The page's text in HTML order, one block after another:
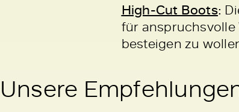
High-Cut Boots:
für anspruchsvolle
besteigen zu
Unsere